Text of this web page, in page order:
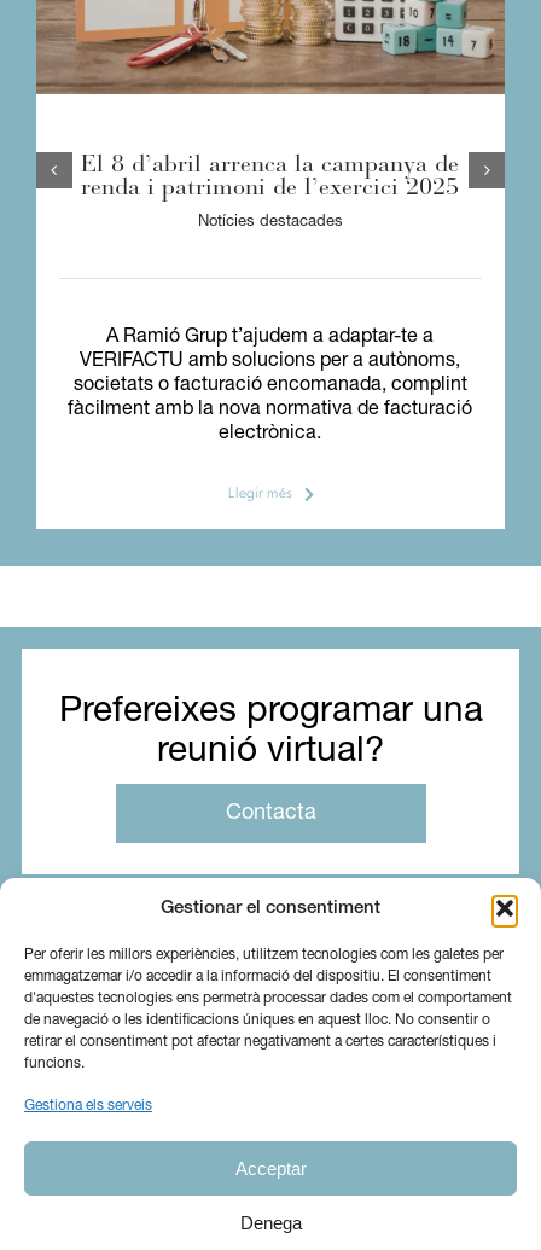
Gestionar el consentiment
Per oferir les millors experiències, utilitzem tecnologies com les galetes per
emmagatzemar i/o accedir a la informació del dispositiu. El consentiment
d'aquestes tecnologies ens permetrà processar dades com el comportament
de navegació o les identificacions úniques en aquest lloc. No consentir o
retirar el consentiment pot afectar negativament a certes característiques i
funcions.
Gestiona els serveis
Acceptar
Denega
El 8 d’abril arrenca la campanya de
renda i patrimoni de l’exercici 2025
Notícies destacades
A Ramió Grup t’ajudem a adaptar-te a
VERIFACTU amb solucions per a autònoms,
societats o facturació encomanada, complint
fàcilment amb la nova normativa de facturació
electrònica.
Llegir més
Prefereixes programar una
reunió virtual?
Contacta
Sobre nosaltres Serveis
Blog
Canal Ètic